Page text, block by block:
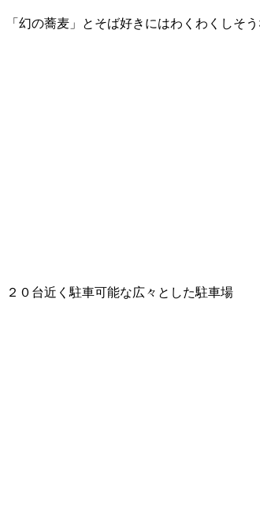
「幻の蕎麦」とそば好きにはわくわくしそ
２０台近く駐車可能な広々とした駐車場